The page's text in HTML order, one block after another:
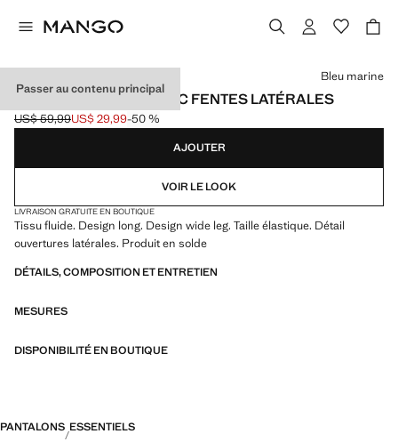
Passer au contenu principal
PANTALON FLUIDE AVEC FENTES LATÉRALES
Prix initial barré [US$ 59,99 ]
US$ 59,99
Prix actuel [US$ 29,99 ]
US$ 29,99-50 %
Choisissez une couleur
Bleu marine
AJOUTER
VOIR LE LOOK
LIVRAISON GRATUITE EN BOUTIQUE
Tissu fluide. Design long. Design wide leg. Taille élastique. Détail
ouvertures latérales. Produit en solde
DÉTAILS, COMPOSITION ET ENTRETIEN
MESURES
DISPONIBILITÉ EN BOUTIQUE
PANTALONS ESSENTIELS